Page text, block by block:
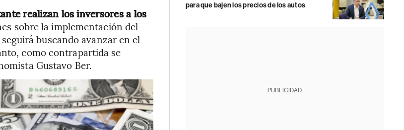
realizan los inversores a los
sobre la implementación del
buscando avanzar en el
como contrapartida se
Gustavo Ber.
para que bajen los precios de los autos
PUBLICIDAD